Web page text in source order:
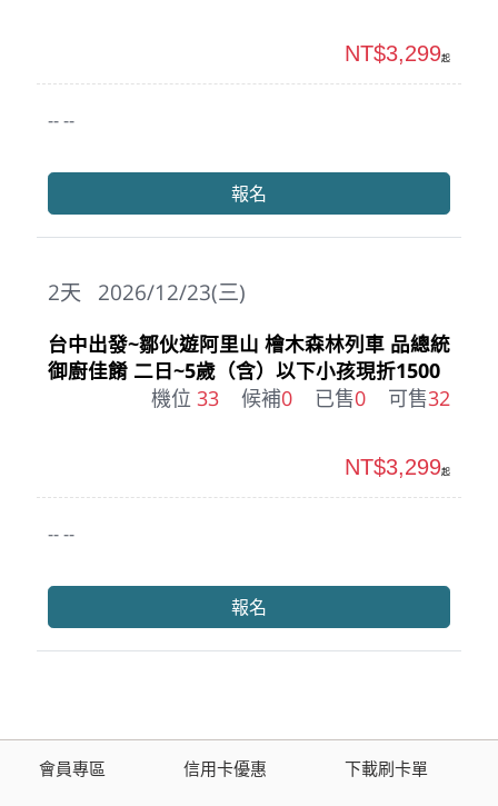
-- --
NT$3,299起
報名
2026/12/23(三)
2天
台中出發~鄒伙遊阿里山 檜木森林列車 品總統
御廚佳餚 二日~5歲（含）以下小孩現折1500
機位 33 候補0 已售0 可售32
-- --
NT$3,299起
報名
會員專區 信用卡優惠 下載刷卡單